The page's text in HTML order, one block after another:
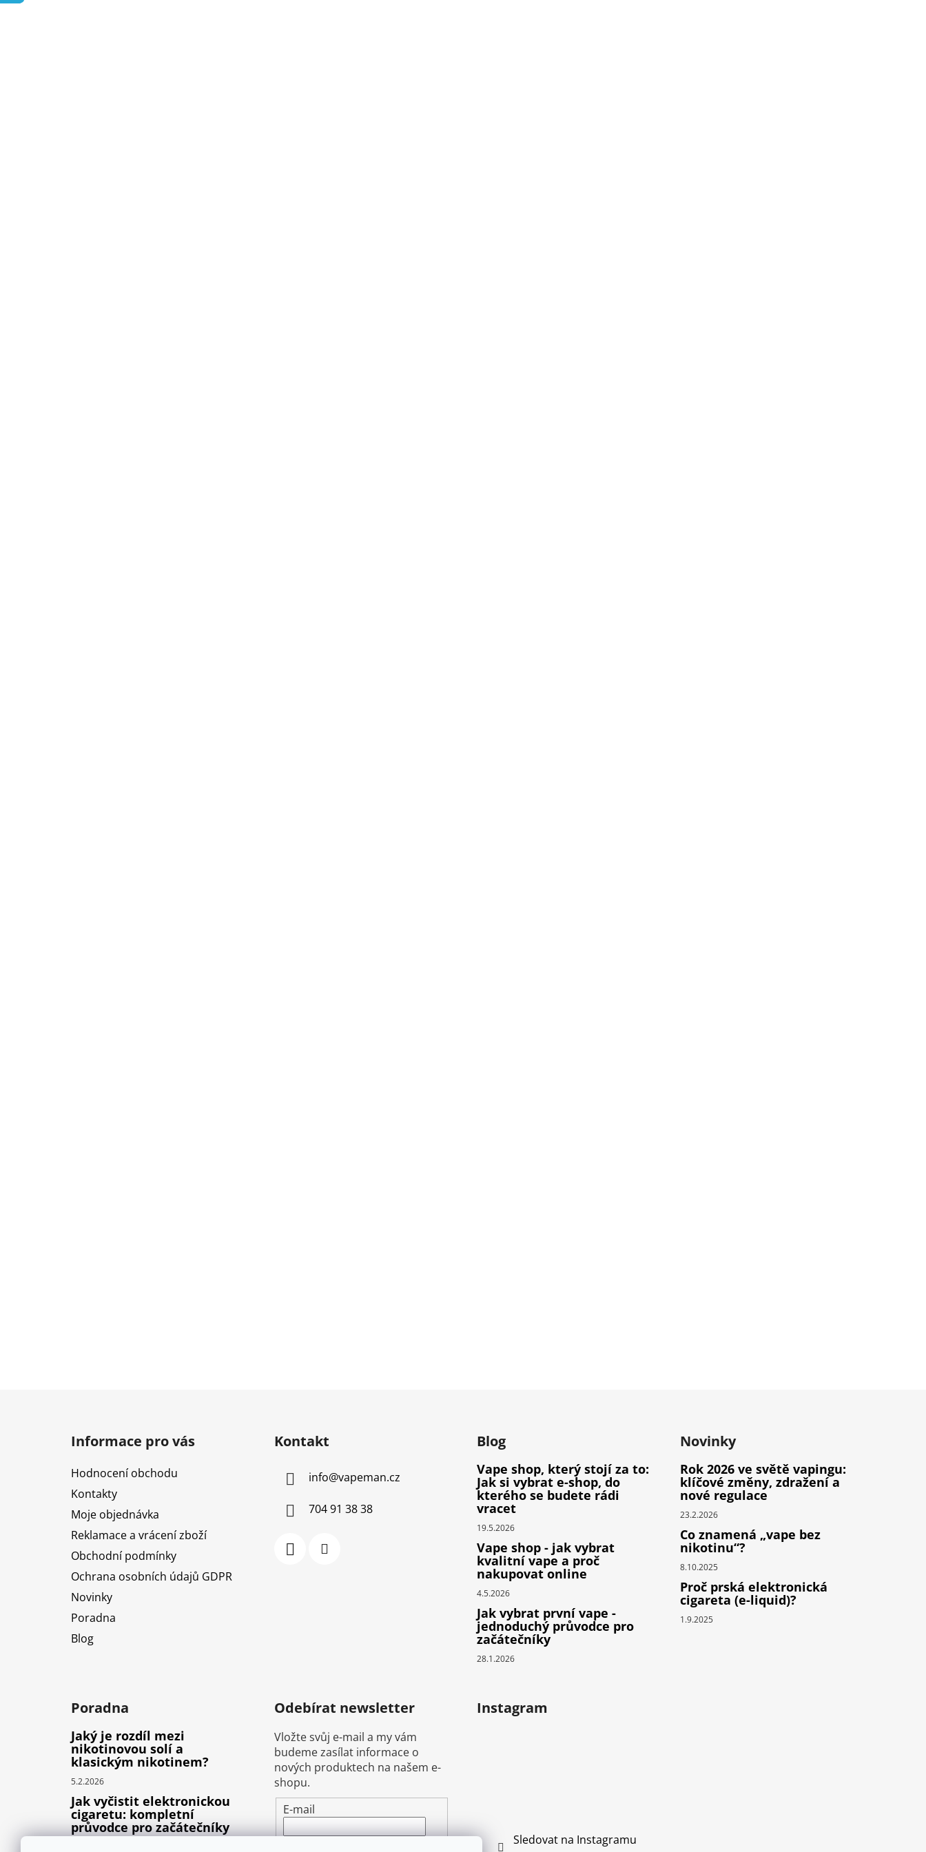
Informace pro vás
Hodnocení obchodu
Kontakty
Moje objednávka
Reklamace a vrácení zboží
Obchodní podmínky
Ochrana osobních údajů GDPR
Novinky
Poradna
Blog
Kontakt
info@vapeman.cz
704 91 38 38
Blog
Vape shop, který stojí za to:
Jak si vybrat e-shop, do
kterého se budete rádi
vracet
19.5.2026
Vape shop - jak vybrat
kvalitní vape a proč
nakupovat online
4.5.2026
Jak vybrat první vape -
jednoduchý průvodce pro
začátečníky
28.1.2026
Novinky
Rok 2026 ve světě vapingu:
klíčové změny, zdražení a
nové regulace
23.2.2026
Co znamená „vape bez
nikotinu“?
8.10.2025
Proč prská elektronická
cigareta (e-liquid)?
1.9.2025
Poradna
Jaký je rozdíl mezi
nikotinovou solí a
klasickým nikotinem?
5.2.2026
Jak vyčistit elektronickou
cigaretu: kompletní
průvodce pro začátečníky
Odebírat newsletter
Vložte svůj e-mail a my vám
budeme zasílat informace o
nových produktech na našem e-
shopu.
E-mail
Instagram
Sledovat na Instagramu